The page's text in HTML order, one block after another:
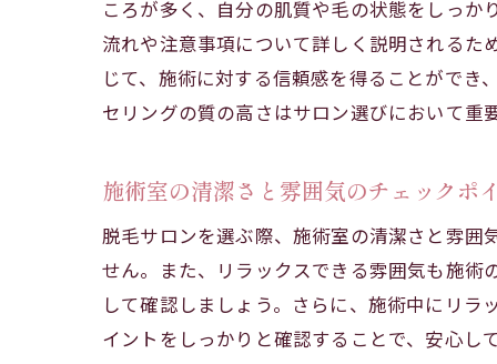
肌
ころが多く、自分の肌質や毛の状態をしっ
流れや注意事項について詳しく説明される
じて、施術に対する信頼感を得ることがで
セリングの質の高さはサロン選びにおいて重
施術室の清潔さと雰囲気のチェックポ
脱毛サロンを選ぶ際、施術室の清潔さと雰囲
せん。また、リラックスできる雰囲気も施術
して確認しましょう。さらに、施術中にリ
イントをしっかりと確認することで、安心し